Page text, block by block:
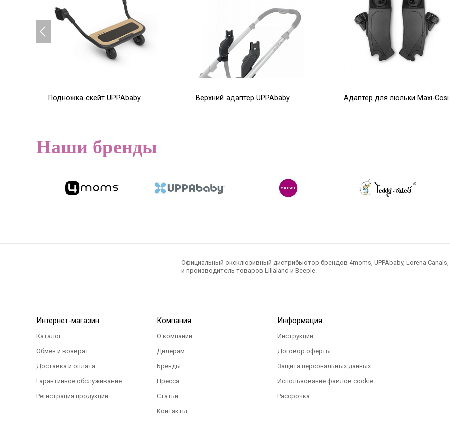
Подножка-скейт UPPAbaby
Верхний адаптер UPPAbaby
Адаптер для люльки Maxi-Cosi
Наши бренды
Официальный эксклюзивный дистрибьютор брендов 4moms, UPPAbaby, Lorena
и производитель товаров Lillaland и Beeple.
Интернет-магазин
Каталог
Обмен и возврат
Доставка и оплата
Гарантийное обслуживание
Регистрация продукции
Компания
О компании
Дилерам
Бренды
Пресса
Статьи
Контакты
Информация
Инструкции
Договор оферты
Защита персональных данных
Использование файлов cookie
Рассрочка